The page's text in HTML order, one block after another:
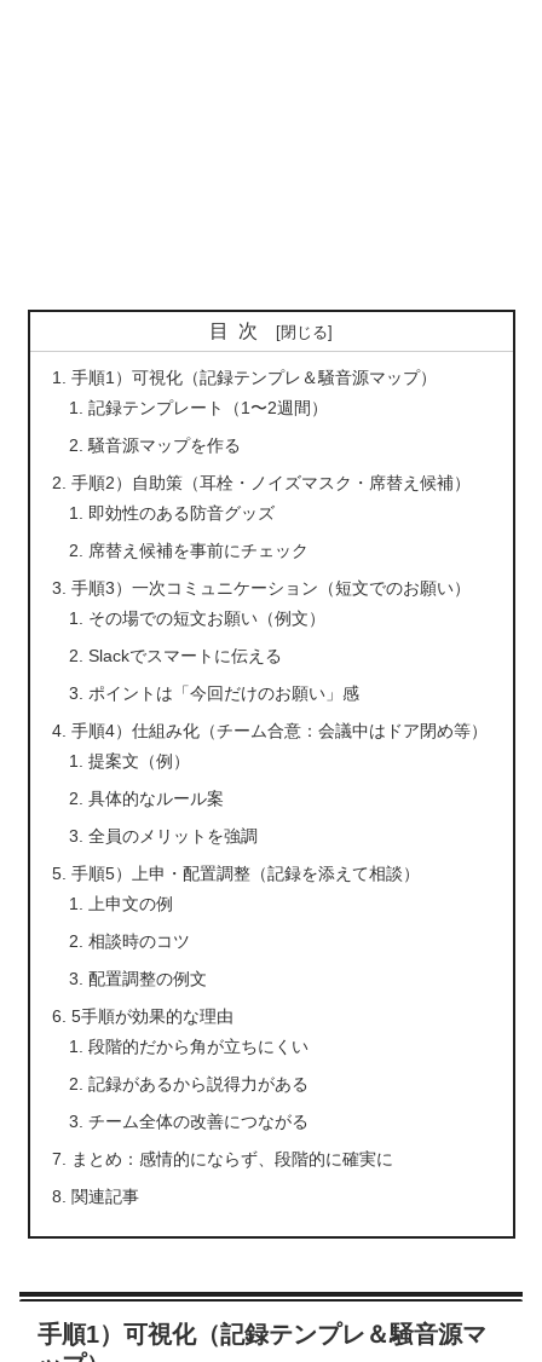
目次
手順1）可視化（記録テンプレ＆騒音源マップ）
記録テンプレート（1〜2週間）
騒音源マップを作る
手順2）自助策（耳栓・ノイズマスク・席替え候補）
即効性のある防音グッズ
席替え候補を事前にチェック
手順3）一次コミュニケーション（短文でのお願い）
その場での短文お願い（例文）
Slackでスマートに伝える
ポイントは「今回だけのお願い」感
手順4）仕組み化（チーム合意：会議中はドア閉め等）
提案文（例）
具体的なルール案
全員のメリットを強調
手順5）上申・配置調整（記録を添えて相談）
上申文の例
相談時のコツ
配置調整の例文
5手順が効果的な理由
段階的だから角が立ちにくい
記録があるから説得力がある
チーム全体の改善につながる
まとめ：感情的にならず、段階的に確実に
関連記事
手順1）可視化（記録テンプレ＆騒音源マ